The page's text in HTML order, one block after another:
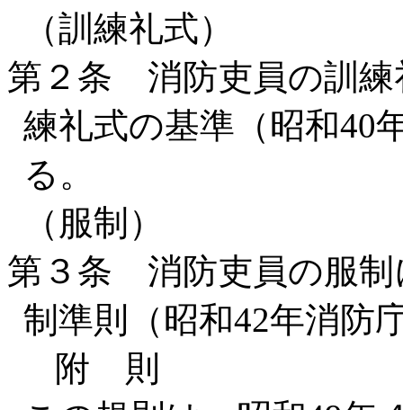
（訓練礼式）
第２条 消防吏員の訓練
練礼式の基準（昭和40
る。
（服制）
第３条 消防吏員の服制
制準則（昭和42年消防
附 則